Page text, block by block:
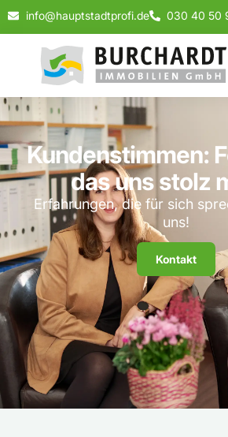
info@hauptstadtprofi.de 030 40 50
Kundenstimmen:
das uns stolz
Erfahrungen, die für sich
uns!
Kontakt